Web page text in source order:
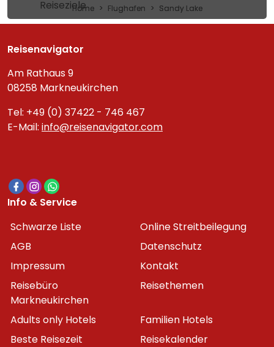
Reiseziele
Home Flughafen Sandy Lake
Reisenavigator
Am Rathaus 9
08258 Markneukirchen
Tel: +49 (0) 37422 - 746 467
E-Mail: info@reisenavigator.com
Info & Service
Schwarze Liste
Online Streitbeilegung
AGB
Datenschutz
Impressum
Kontakt
Reisebüro
Markneukirchen
Reisethemen
Adults only Hotels
Familien Hotels
Beste Reisezeit
Reisekalender